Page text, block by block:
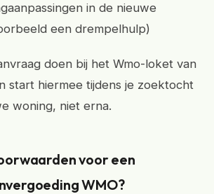
in de nieuwe
een drempelhulp)
doen bij het Wmo-loket van
start hiermee tijdens je zoektocht
woning, niet erna.
voor een
WMO?